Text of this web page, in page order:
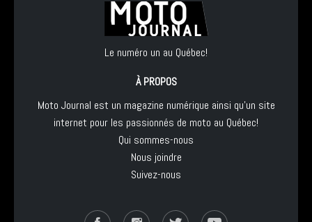
Le numéro un au Québec!
À PROPOS
Moto Journal est un magazine numérique ainsi qu'un site
internet pour les passionnés de moto au Québec!
Qui sommes-nous
Nous joindre
Suivez-nous